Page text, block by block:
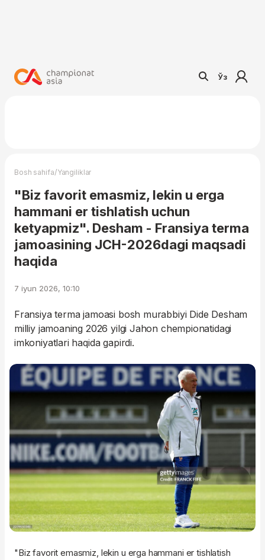
Ўз
Bosh sahifa/Yangiliklar
"Biz favorit emasmiz, lekin u erga
hammani er tishlatish uchun
ketyapmiz". Desham - Fransiya terma
jamoasining JCH-2026dagi maqsadi
haqida
7 iyun 2026, 10:10
Fransiya terma jamoasi bosh murabbiyi Dide Desham
milliy jamoaning 2026 yilgi Jahon chempionatidagi
imkoniyatlari haqida gapirdi.
"Biz favorit emasmiz, lekin u erga hammani er tishlatish